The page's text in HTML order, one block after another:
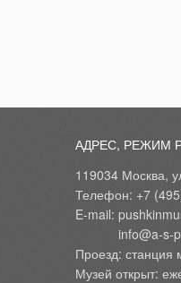
АДРЕС, РЕЖИМ
119034 Москва,
Телефон: +7
E-mail:
Проезд: станция
Музей открыт: